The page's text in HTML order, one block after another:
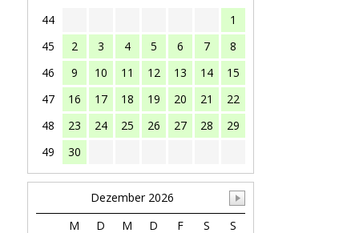
44
1
45
2 3 4 5 6 7
8
46
9 10 11 12 13 14
15
47
16 17 18 19 20 21
22
48
23 24 25 26 27 28
29
49
30
Dezember 2026
M
D M D F S
S